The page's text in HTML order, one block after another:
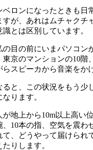
ベロンになったときも日
すが、あれはムチャクチ
とは区別しています。
の目の前にいまパソコン
東京のマンションの10階
スピーカから音楽をか
ると、この状況をもう少
ります。
地上から10m以上高い
、10本の指、空気を震わ
て、どうやって届けられ
りします。